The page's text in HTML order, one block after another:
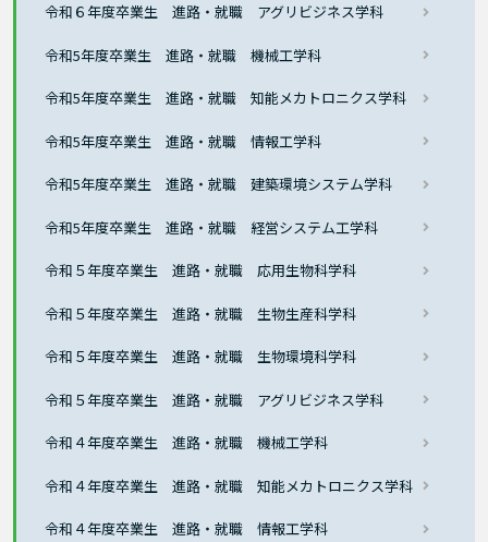
令和６年度卒業生 進路・就職 アグリビジネス学科
令和5年度卒業生 進路・就職 機械工学科
令和5年度卒業生 進路・就職 知能メカトロニクス学科
令和5年度卒業生 進路・就職 情報工学科
令和5年度卒業生 進路・就職 建築環境システム学科
令和5年度卒業生 進路・就職 経営システム工学科
令和５年度卒業生 進路・就職 応用生物科学科
令和５年度卒業生 進路・就職 生物生産科学科
令和５年度卒業生 進路・就職 生物環境科学科
令和５年度卒業生 進路・就職 アグリビジネス学科
令和４年度卒業生 進路・就職 機械工学科
令和４年度卒業生 進路・就職 知能メカトロニクス学科
令和４年度卒業生 進路・就職 情報工学科